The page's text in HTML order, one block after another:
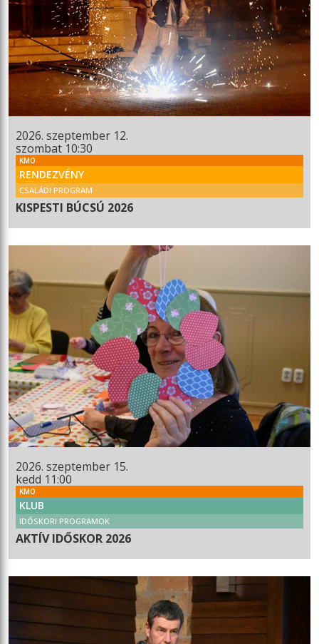
2026. szeptember 12.
szombat 10:30
KMO
RENDEZVÉNY
CSALÁDI PROGRAM
KISPESTI BÚCSÚ 2026
2026. szeptember 15.
kedd 11:00
KMO
KLUB
IDŐSKORI PROGRAMOK
AKTÍV IDŐSKOR 2026